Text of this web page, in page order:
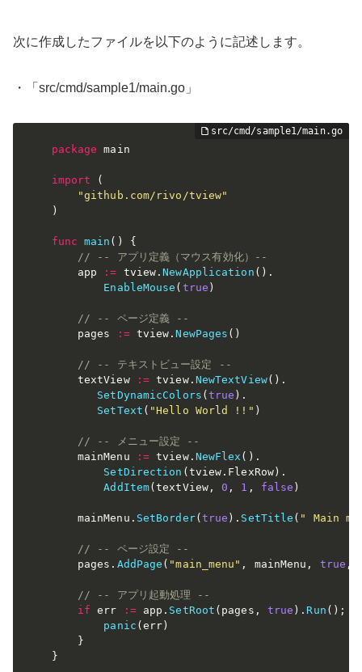
次に作成したファイルを以下のように記述します。
・「src/cmd/sample1/main.go」
package main
import
(
"github.com/rivo/tview"
)
func main ( )
{
// -- アプリ定義（マウス有効化）--
    app
:= tview .NewApplication ( ) .
EnableMouse ( true )
// -- ページ定義 --
    pages
:= tview .NewPages ( )
// -- テキストビュー設定 --
    textView
:= tview. NewTextView( ) .
SetDynamicColors (true ) .
SetText ( "Hello World !!" )
// -- メニュー設定 --
    mainMenu
:= tview. NewFlex ( ) .
SetDirection (tview . FlexRow) .
AddItem(textView, 0 , 1 , false )
    mainMenu
. SetBorder(true ) . SetTitle ( " Main
// -- ページ設定 --
    pages
. AddPage ( "main_menu" , mainMenu , true ,
// -- アプリ起動処理 --
if err := app . SetRoot ( pages , true ) . Run ( ) ;
panic (err)
}
}